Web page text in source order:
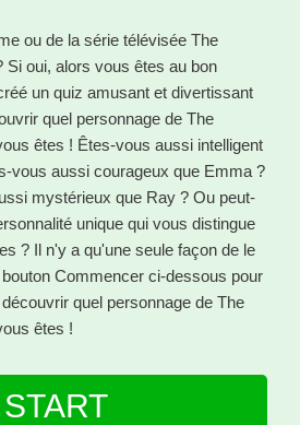
ou de la série télévisée The
Si oui, alors vous êtes au bon
un quiz amusant et divertissant
quel personnage de The
êtes ! Êtes-vous aussi intelligent
vous aussi courageux que Emma ?
mystérieux que Ray ? Ou peut-
unique qui vous distingue
? Il n'y a qu'une seule façon de le
Commencer ci-dessous pour
quel personnage de The
êtes !
START